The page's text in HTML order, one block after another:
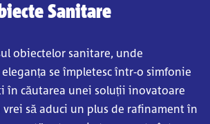
Sanitare
obiectelor sanitare, unde
se împletesc într-o simfonie
în căutarea unei soluții inovatoare
să aduci un plus de rafinament în